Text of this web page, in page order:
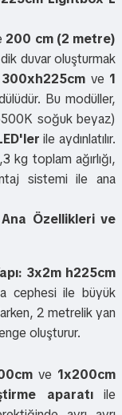
200 cm (2 metre)
duvar oluşturmak
ve 1
Bu modüller,
soğuk beyaz)
ile aydınlatılır.
kg toplam ağırlığı,
sistemi ile ana
Özellikleri ve
3x2m h225cm
cephesi ile büyük
2 metrelik yan
oluşturur.
ve 1x200cm
aparatıile